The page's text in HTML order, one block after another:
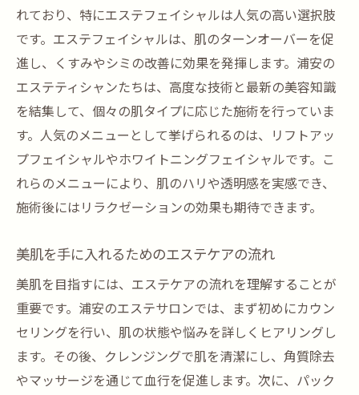
れており、特にエステフェイシャルは人気の高い選択肢
です。エステフェイシャルは、肌のターンオーバーを促
進し、くすみやシミの改善に効果を発揮します。浦安の
エステティシャンたちは、高度な技術と最新の美容知識
を結集して、個々の肌タイプに応じた施術を行っていま
す。人気のメニューとして挙げられるのは、リフトアッ
プフェイシャルやホワイトニングフェイシャルです。こ
れらのメニューにより、肌のハリや透明感を実感でき、
施術後にはリラクゼーションの効果も期待できます。
美肌を手に入れるためのエステケアの流れ
美肌を目指すには、エステケアの流れを理解することが
重要です。浦安のエステサロンでは、まず初めにカウン
セリングを行い、肌の状態や悩みを詳しくヒアリングし
ます。その後、クレンジングで肌を清潔にし、角質除去
やマッサージを通じて血行を促進します。次に、パック